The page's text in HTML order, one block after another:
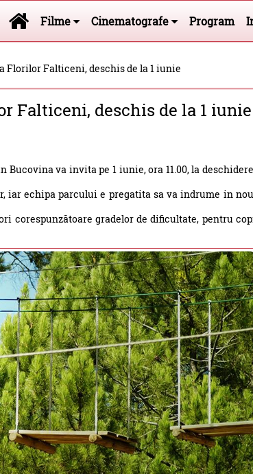
Filme Cinematografe Program
Florilor Falticeni, deschis de la 1 iunie
Falticeni, deschis de la 1 iunie
va invita pe 1 iunie, ora 11.00, la
iar echipa parcului e pregatita sa va indrume in
corespunzătoare gradelor de dificultate, pentru